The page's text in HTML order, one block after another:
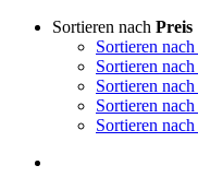
Sortieren nach Preis
Sortieren nach
Sortieren nach
Sortieren nach
Sortieren nach
Sortieren nach